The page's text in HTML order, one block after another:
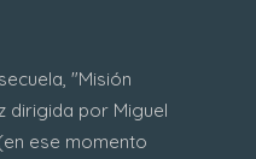
"Misión
dirigida por Miguel
ese momento